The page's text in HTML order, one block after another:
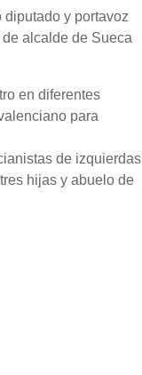
y portavoz
alcalde de Sueca
en diferentes
para
de izquierdas
hijas y abuelo de